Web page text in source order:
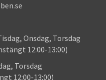
Onsdag, Torsdag
12:00-13:00)
Onsdag, Torsdag
12:00-13:00)